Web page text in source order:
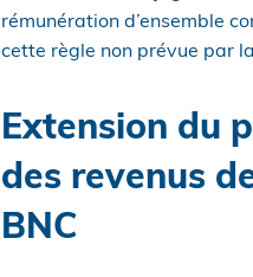
rémunération d’ensemble
cette règle non prévue par
Extension du
des revenus
BNC